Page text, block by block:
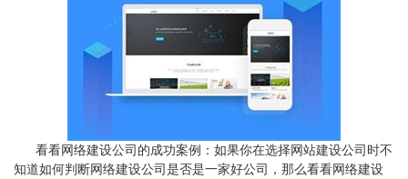
看看网络建设公司的成功案例：如果你在选择网站建设公司时不
知道如何判断网络建设公司是否是一家好公司，那么看看网络建设